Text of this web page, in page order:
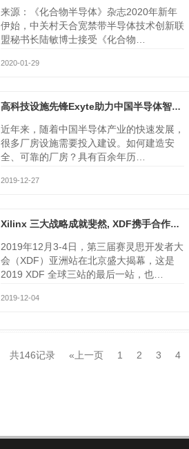
来源：《化合物半导体》杂志2020年新年
伊始，中关村天合宽禁带半导体技术创新联
盟秘书长陆敏博士接受《化合物…
2020-01-29
高科技设施先锋Exyte助力中国半导体智能制造
近年来，随着中国半导体产业的快速发展，
很多厂房设施需要投入建设。如何建造安
全、可靠的厂房？具有百余年历…
2019-12-27
Xilinx 三大战略成就斐然, XDF携手合作伙伴展示创新成果
2019年12月3-4日，第三届赛灵思开发者大
会（XDF）亚洲站在北京盛大揭幕，这是
2019 XDF 全球三站的最后一站，也…
2019-12-04
共146记录 «上一页 1 2 3 4